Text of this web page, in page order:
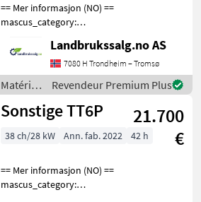
Sonstige
== Mer informasjon (NO) ==
mascus_category:
provide reference number
upon request: 7175 See
en.landbrukssalg.no/7175
for more images Spe
Landbrukssalg.no AS
7080 H Trondheim – Tromsø
Matériels
forestiers
et
pour le
du bois /
Sonstige
Revendeur Premium Plus
Sonstige TT6P
21.700
€
38 ch/28 kW Ann. fab. 2022 42 h
== Mer informasjon (NO) ==
mascus_category: